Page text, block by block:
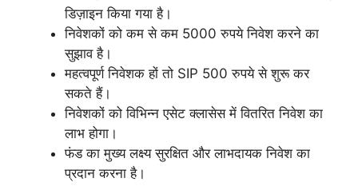
डिज़ाइन किया गया है।
निवेशकों को कम से कम 5000 रुपये निवेश करने का
सुझाव है।
महत्वपूर्ण निवेशक हों तो SIP 500 रुपये से शुरू कर
सकते हैं।
निवेशकों को विभिन्न एसेट क्लासेस में वितरित निवेश का
लाभ होगा।
फंड का मुख्य लक्ष्य सुरक्षित और लाभदायक निवेश का
प्रदान करना है।